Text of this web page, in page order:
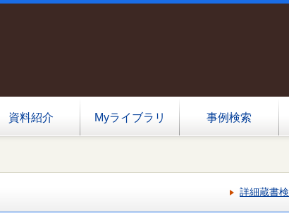
資料紹介 Myライブラリ 事例検索
詳細蔵書